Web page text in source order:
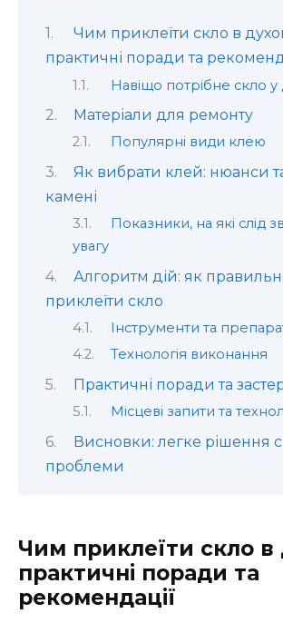
Чим приклеїти скло в
практичні поради та
Навіщо потрібне скло у
Матеріали для ремонту
Популярні види клею
Як вибрати клей: нюанси
камені
Показники, на які слід
увагу
Алгоритм дій: як
приклеїти скло
Інструменти та
Технологія виконання
Практичні поради та
Місцеві запити та
Висновки: легке рішення
проблеми
Чим приклеїти скло в
практичні поради та
рекомендації